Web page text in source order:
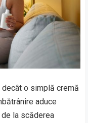
o simplă cremă
aduce
la scăderea